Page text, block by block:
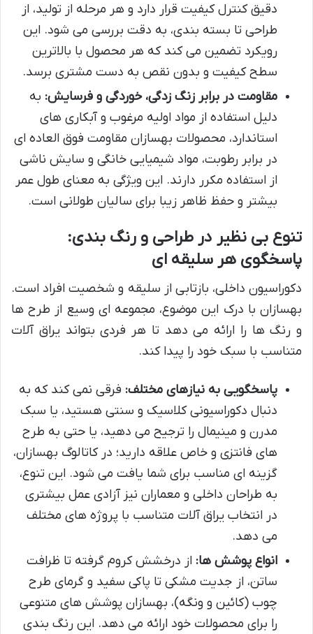
دقیق کنترل کیفیت قرار دارد و هر مرحله از تولید، از
طراحی تا بسته بندی، به دقت بررسی می شود. این
رویکرد تضمین می کند که هر محصول با بالاترین
سطح کیفیت و بدون نقص به دست مشتری برسد.
مقاومت در برابر زنگ زدگی، خوردگی و فرسایش: به
دلیل استفاده از مواد اولیه مرغوب و آبکاری های
استاندارد، محصولات بهسازان مقاومت فوق العاده ای
در برابر رطوبت، مواد شیمیایی خانگی و سایش ناشی
از استفاده مکرر دارند. این ویژگی به معنای طول عمر
بیشتر و حفظ ظاهر زیبا برای سالیان طولانی است.
تنوع بی نظیر در طراحی و رنگ بندی:
پاسخگوی هر سلیقه ای
دکوراسیون داخلی، بازتابی از سلیقه و شخصیت افراد است.
بهسازان با درک این موضوع، مجموعه ای وسیع از طرح ها
و رنگ ها را ارائه می دهد تا هر فردی بتواند یراق آلات
متناسب با سبک خود را پیدا کند.
پاسخگویی به نیازهای مختلف: فرقی نمی کند که به
دنبال دکوراسیونی کلاسیک و سنتی هستید، یا سبک
مدرن و مینیمال را ترجیح می دهید، یا حتی به طرح
های فانتزی و خاص علاقه دارید؛ در کاتالوگ بهسازان،
گزینه ای مناسب برای شما یافت می شود. این تنوع،
به طراحان داخلی و معماران نیز آزادی عمل بیشتری
در انتخاب یراق آلات متناسب با پروژه های مختلف
می دهد.
انواع پوشش ها: از درخشش کروم گرفته تا ظرافت
ساتن، از جدیت مشکی تا پاکی سفید و گرمای طرح
چوب (کائین و ونگه)، بهسازان پوشش های متنوعی
را برای محصولات خود ارائه می دهد. این رنگ بندی